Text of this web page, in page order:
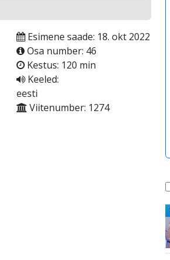
Esimene saade: 18. okt 2022
Osa number: 46
Kestus: 120 min
Keeled:
eesti
Viitenumber: 1274